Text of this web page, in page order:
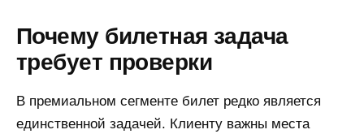
Почему билетная задача
требует проверки
В премиальном сегменте билет редко является
единственной задачей. Клиенту важны места